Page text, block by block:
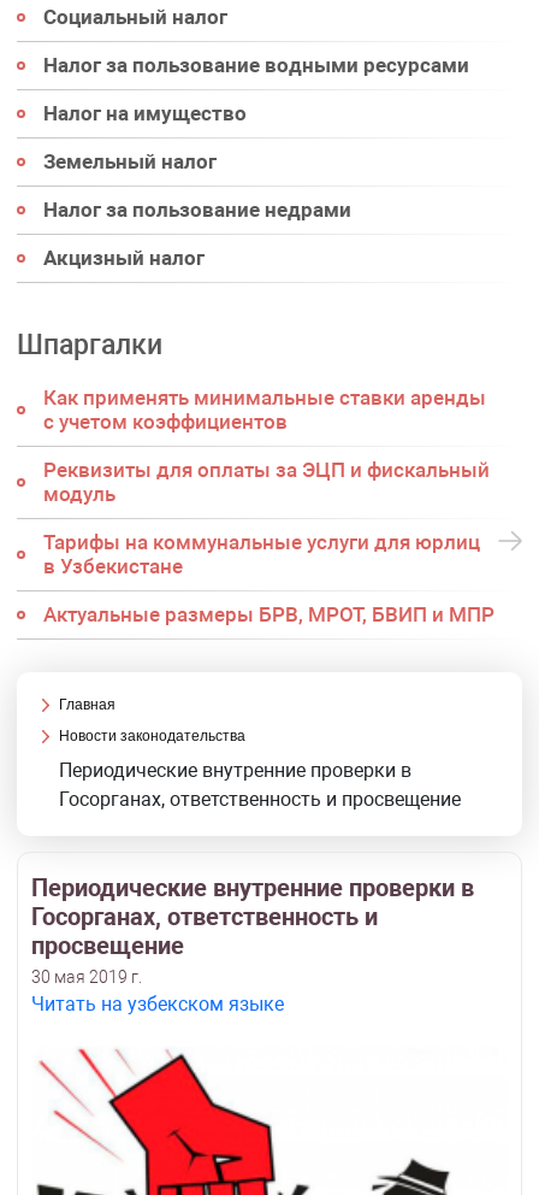
Социальный налог
Налог за пользование водными ресурсами
Налог на имущество
Земельный налог
Налог за пользование недрами
Акцизный налог
Шпаргалки
Как применять минимальные ставки аренды
с учетом коэффициентов
Реквизиты для оплаты за ЭЦП и фискальный
модуль
Тарифы на коммунальные услуги для юрлиц
в Узбекистане
Актуальные размеры БРВ, МРОТ, БВИП и МПР
Главная
Новости законодательства
Периодические внутренние проверки в
Госорганах, ответственность и просвещение
Периодические внутренние проверки в
Госорганах, ответственность и
просвещение
30 мая 2019 г.
Читать на узбекском языке